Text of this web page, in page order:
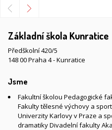
Základní škola Kunratice
Předškolní 420/5
148 00 Praha 4 - Kunratice
Jsme
Fakultní školou Pedagogické
Fakulty tělesné výchovy a
Univerzity Karlovy v Praze a
dramatiky Divadelní fakulty